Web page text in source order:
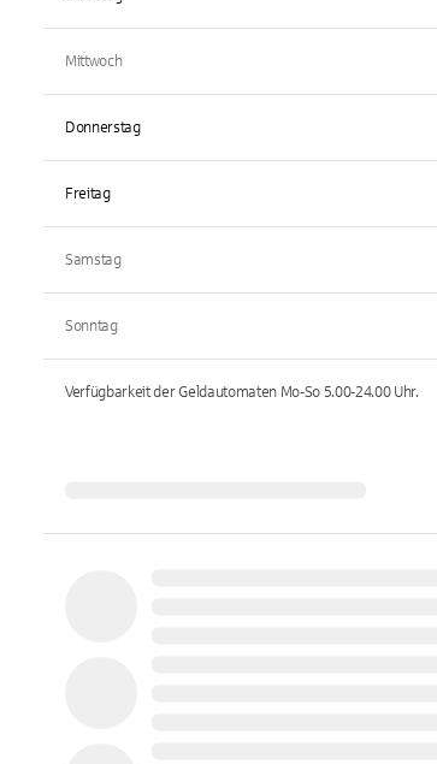
Mittwoch
Donnerstag
Freitag
Samstag
Sonntag
Verfügbarkeit der Geldautomaten Mo-So 5.00-24.00Uhr.